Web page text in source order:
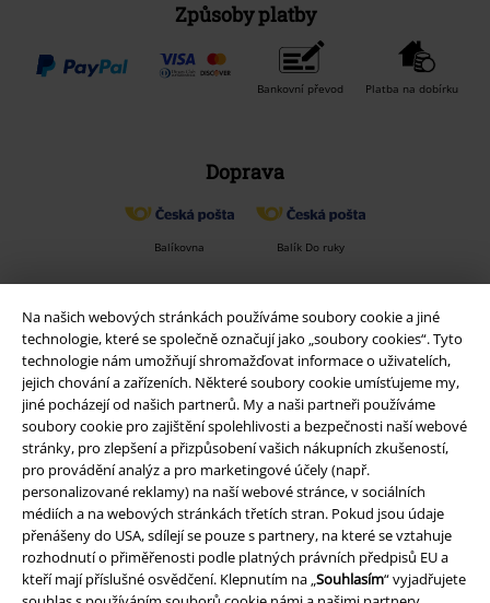
Na našich webových stránkách používáme soubory cookie a jiné
technologie, které se společně označují jako „soubory cookies“. Tyto
technologie nám umožňují shromažďovat informace o uživatelích,
jejich chování a zařízeních. Některé soubory cookie umísťujeme my,
jiné pocházejí od našich partnerů. My a naši partneři používáme
soubory cookie pro zajištění spolehlivosti a bezpečnosti naší webové
stránky, pro zlepšení a přizpůsobení vašich nákupních zkušeností,
pro provádění analýz a pro marketingové účely (např.
personalizované reklamy) na naší webové stránce, v sociálních
médiích a na webových stránkách třetích stran. Pokud jsou údaje
přenášeny do USA, sdílejí se pouze s partnery, na které se vztahuje
rozhodnutí o přiměřenosti podle platných právních předpisů EU a
kteří mají příslušné osvědčení. Klepnutím na „Souhlasím“ vyjadřujete
Způsoby platby
Bankovní převod Platba na dobírku
Doprava
Balíkovna Balík Do ruky
EMP aplikaci
Stáhněte si novou EMP aplikaci zdarma a využijte všechny nové
funkce a výhody!
A Warner Music Group Company